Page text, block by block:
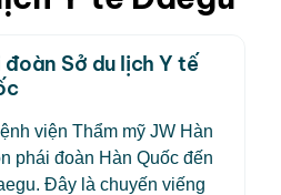
Sở du lịch Y tế
viện Thẩm mỹ JW Hàn
phái đoàn Hàn Quốc đến
Đây là chuyến viếng